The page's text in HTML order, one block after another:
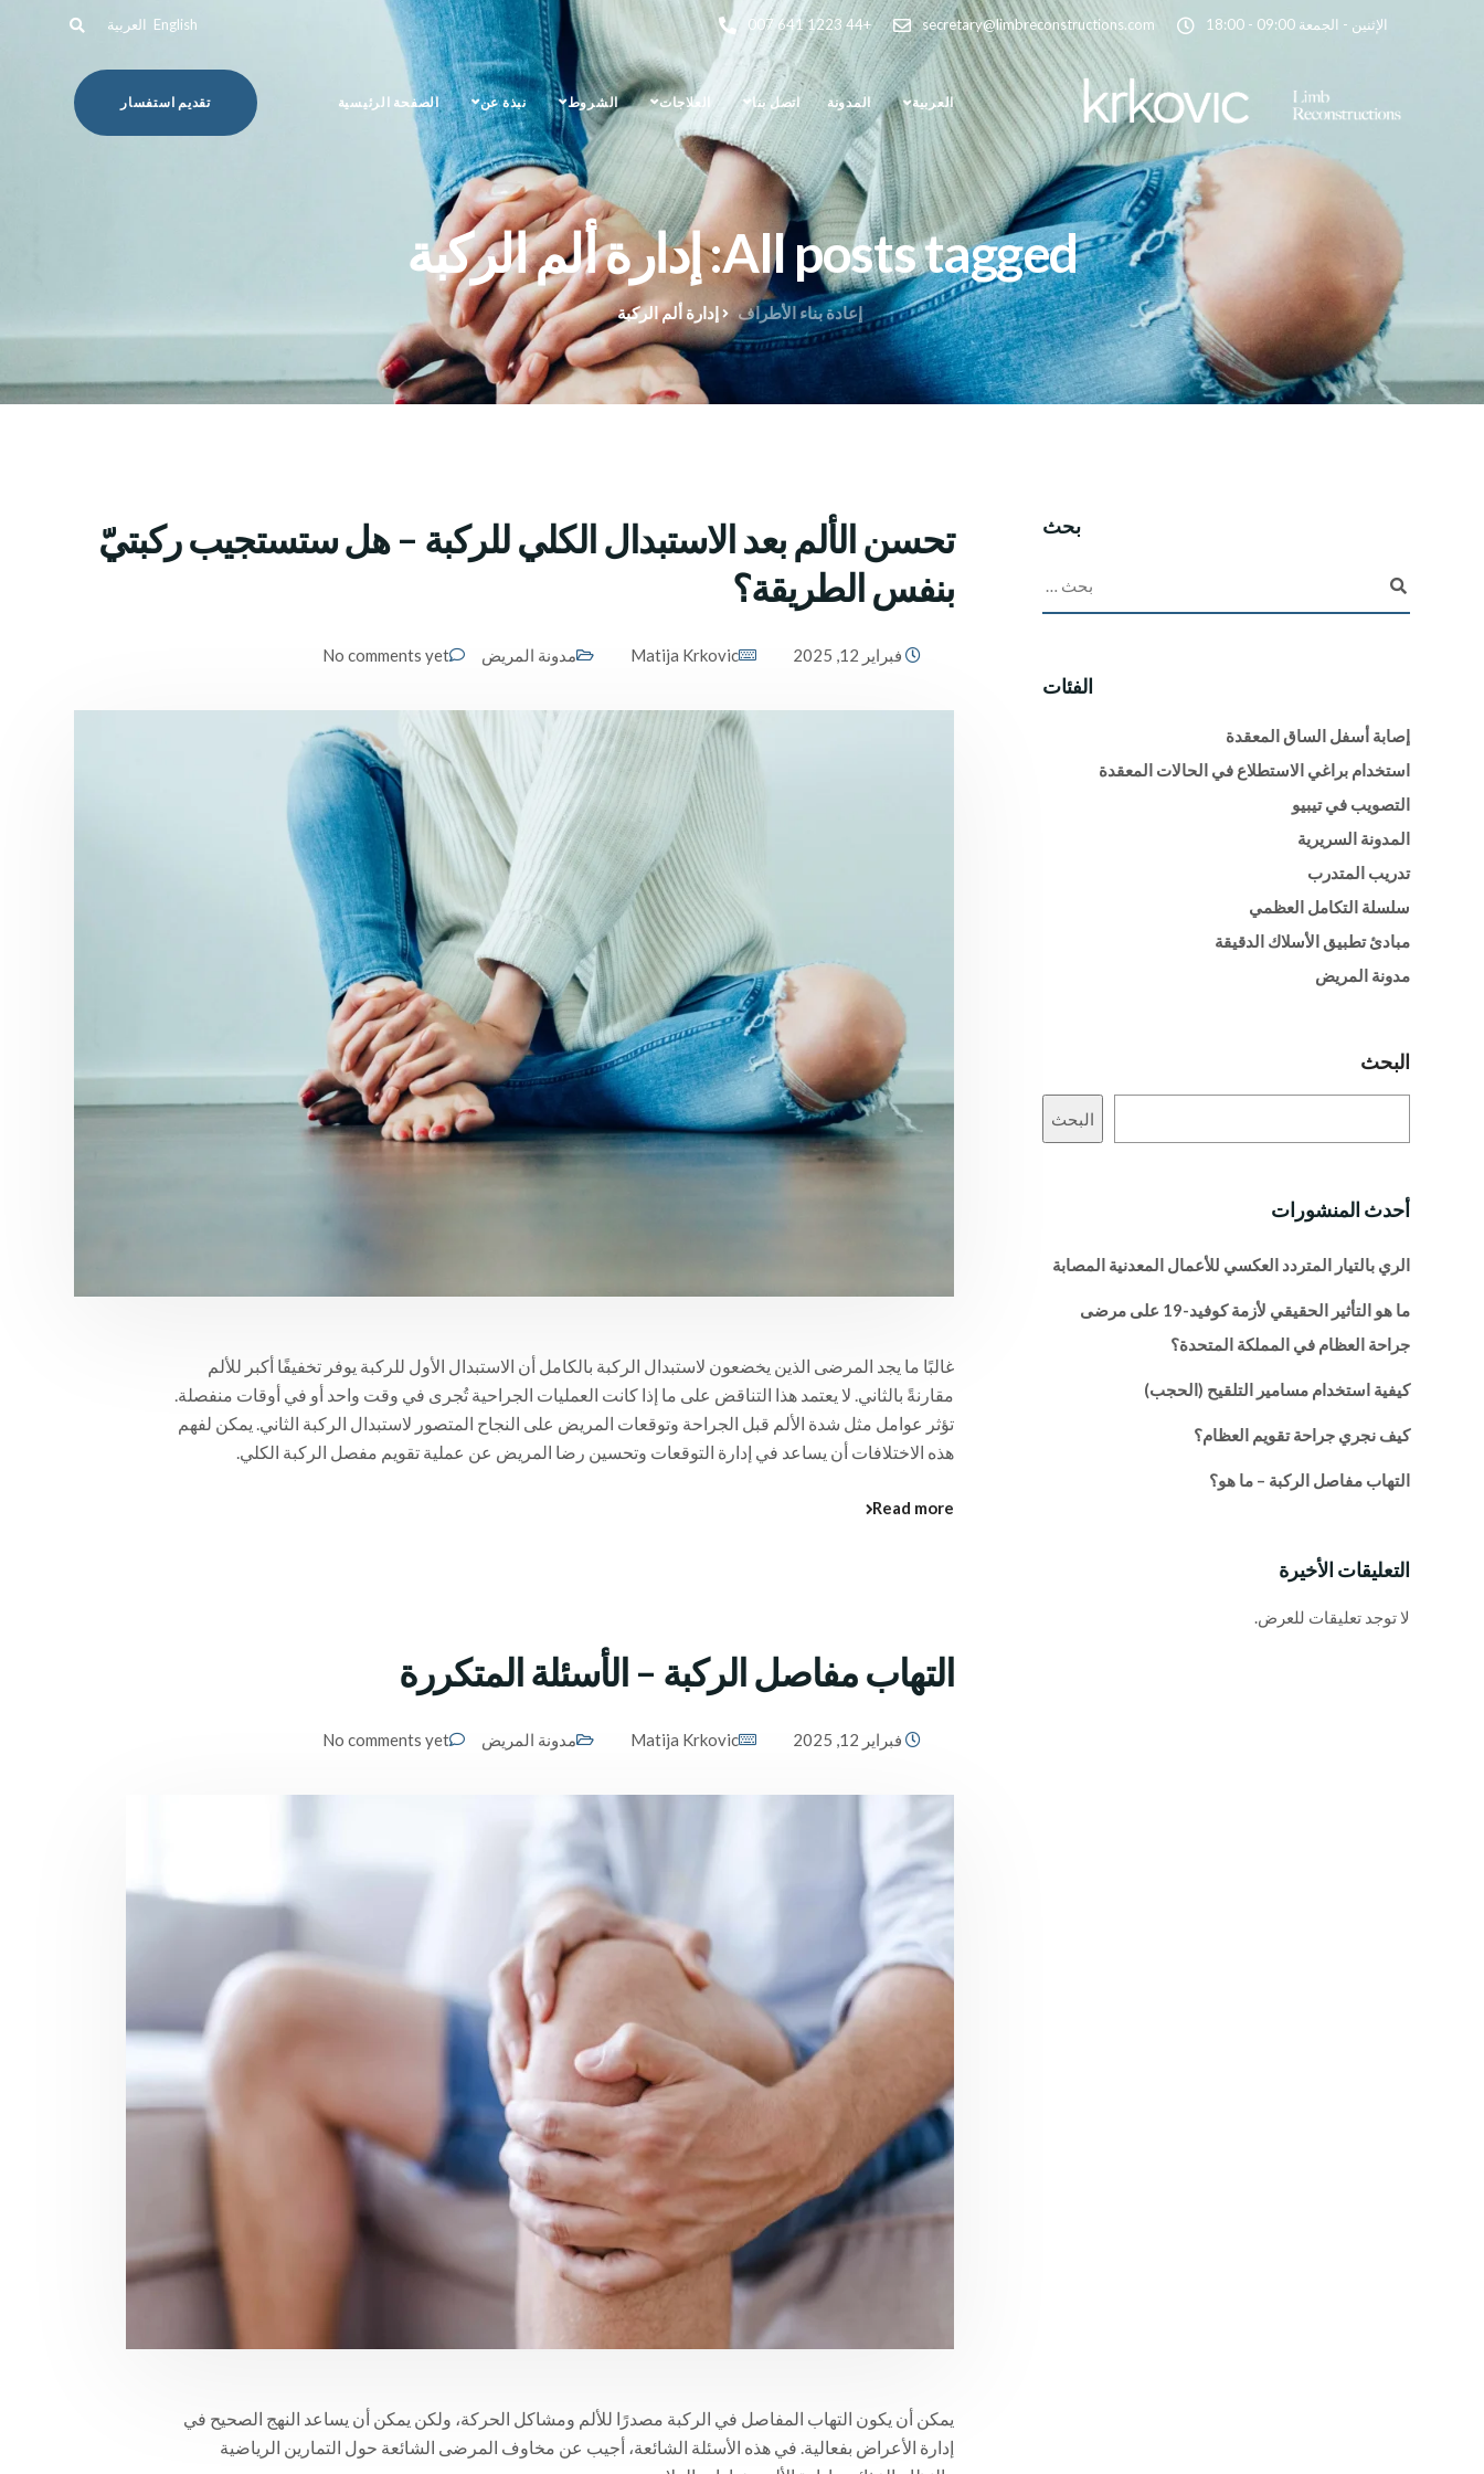
+44 1223 641 007 secretary@limbreconstructions.com الإثنين - الجمعة 09:00 - 18:00 العربية English
الصفحة الرئيسية نبذة عن الشروط العلاجات اتصل بنا المدونة العربية تقديم استفسار
All posts tagged: إدارة ألم الركبة
إعادة بناء الأطراف إدارة ألم الركبة
تحسن الألم بعد الاستبدال الكلي للركبة – هل ستستجيب ركبتيّ
بنفس الطريقة؟
فبراير 12, 2025 Matija Krkovic مدونة المريض No comments yet
غالبًا ما يجد المرضى الذين يخضعون لاستبدال الركبة بالكامل أن الاستبدال الأول للركبة يوفر تخفيفًا أكبر للألم
مقارنةً بالثاني. لا يعتمد هذا التناقض على ما إذا كانت العمليات الجراحية تُجرى في وقت واحد أو في أوقات منفصلة.
تؤثر عوامل مثل شدة الألم قبل الجراحة وتوقعات المريض على النجاح المتصور لاستبدال الركبة الثاني. يمكن لفهم
هذه الاختلافات أن يساعد في إدارة التوقعات وتحسين رضا المريض عن عملية تقويم مفصل الركبة الكلي.
Read more
التهاب مفاصل الركبة – الأسئلة المتكررة
فبراير 12, 2025 Matija Krkovic مدونة المريض No comments yet
يمكن أن يكون التهاب المفاصل في الركبة مصدرًا للألم ومشاكل الحركة، ولكن يمكن أن يساعد النهج الصحيح في
إدارة الأعراض بفعالية. في هذه الأسئلة الشائعة، أجيب عن مخاوف المرضى الشائعة حول التمارين الرياضية
بحث
الفئات
إصابة أسفل الساق المعقدة
استخدام براغي الاستطلاع في الحالات المعقدة
التصويب في تيبيو
المدونة السريرية
تدريب المتدرب
سلسلة التكامل العظمي
مبادئ تطبيق الأسلاك الدقيقة
مدونة المريض
البحث
البحث
أحدث المنشورات
الري بالتيار المتردد العكسي للأعمال المعدنية المصابة
ما هو التأثير الحقيقي لأزمة كوفيد-19 على مرضى
جراحة العظام في المملكة المتحدة؟
كيفية استخدام مسامير التلقيح (الحجب)
كيف نجري جراحة تقويم العظام؟
التهاب مفاصل الركبة – ما هو؟
التعليقات الأخيرة
لا توجد تعليقات للعرض.